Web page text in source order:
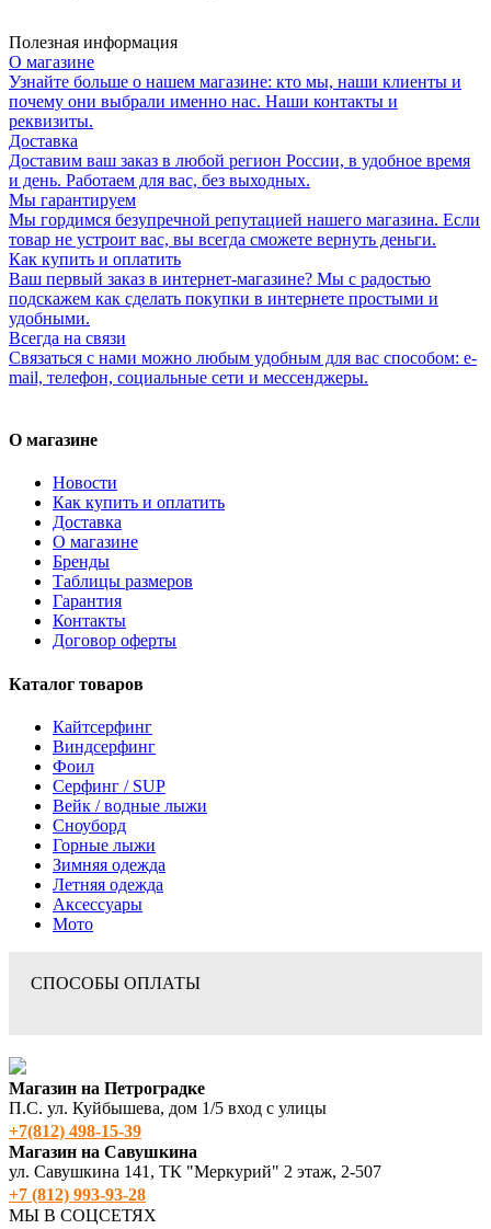
Полезная информация
О магазине
Узнайте больше о нашем магазине: кто мы, наши клиенты и
почему они выбрали именно нас. Наши контакты и
реквизиты.
Доставка
Доставим ваш заказ в любой регион России, в удобное время
и день. Работаем для вас, без выходных.
Мы гарантируем
Мы гордимся безупречной репутацией нашего магазина. Если
товар не устроит вас, вы всегда сможете вернуть деньги.
Как купить и оплатить
Ваш первый заказ в интернет-магазине? Мы с радостью
подскажем как сделать покупки в интернете простыми и
удобными.
Всегда на связи
Связаться с нами можно любым удобным для вас способом: e-
mail, телефон, социальные сети и мессенджеры.
О магазине
Новости
Как купить и оплатить
Доставка
О магазине
Бренды
Таблицы размеров
Гарантия
Контакты
Договор оферты
Каталог товаров
Кайтсерфинг
Виндсерфинг
Фоил
Серфинг / SUP
Вейк / водные лыжи
Сноуборд
Горные лыжи
Зимняя одежда
Летняя одежда
Аксессуары
Мото
СПОСОБЫ ОПЛАТЫ
Магазин на Петроградке
П.С. ул. Куйбышева, дом 1/5 вход с улицы
+7(812) 498‑15-39
Магазин на Савушкина
ул. Савушкина 141, ТК "Меркурий" 2 этаж, 2-507
+7 (812) 993-93-28
МЫ В СОЦСЕТЯХ